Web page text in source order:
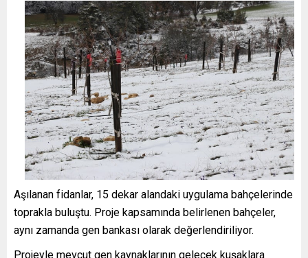
Aşılanan fidanlar, 15 dekar alandaki uygulama bahçelerinde
toprakla buluştu. Proje kapsamında belirlenen bahçeler,
aynı zamanda gen bankası olarak değerlendiriliyor.
Projeyle mevcut gen kaynaklarının gelecek kuşaklara